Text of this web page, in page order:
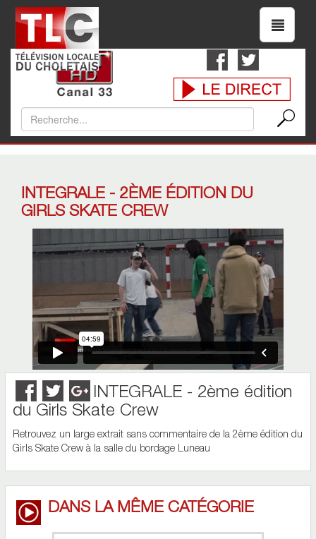
INTEGRALE - 2ÈME ÉDITION DU
GIRLS SKATE CREW
INTEGRALE - 2ème édition
du Girls Skate Crew
Retrouvez un large extrait sans commentaire de la 2ème édition du
Girls Skate Crew à la salle du bordage Luneau
DANS LA MÊME CATÉGORIE